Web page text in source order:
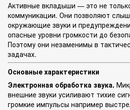
Активные вкладыши — это не
коммуникации. Они позволяют
окружающие звуки и
опасные уровни громкости до
Поэтому они незаменимы в
задачах.
Основные характеристики
Электронная обработка звука.
внешние звуки усиливают тихие
громкие импульсы например